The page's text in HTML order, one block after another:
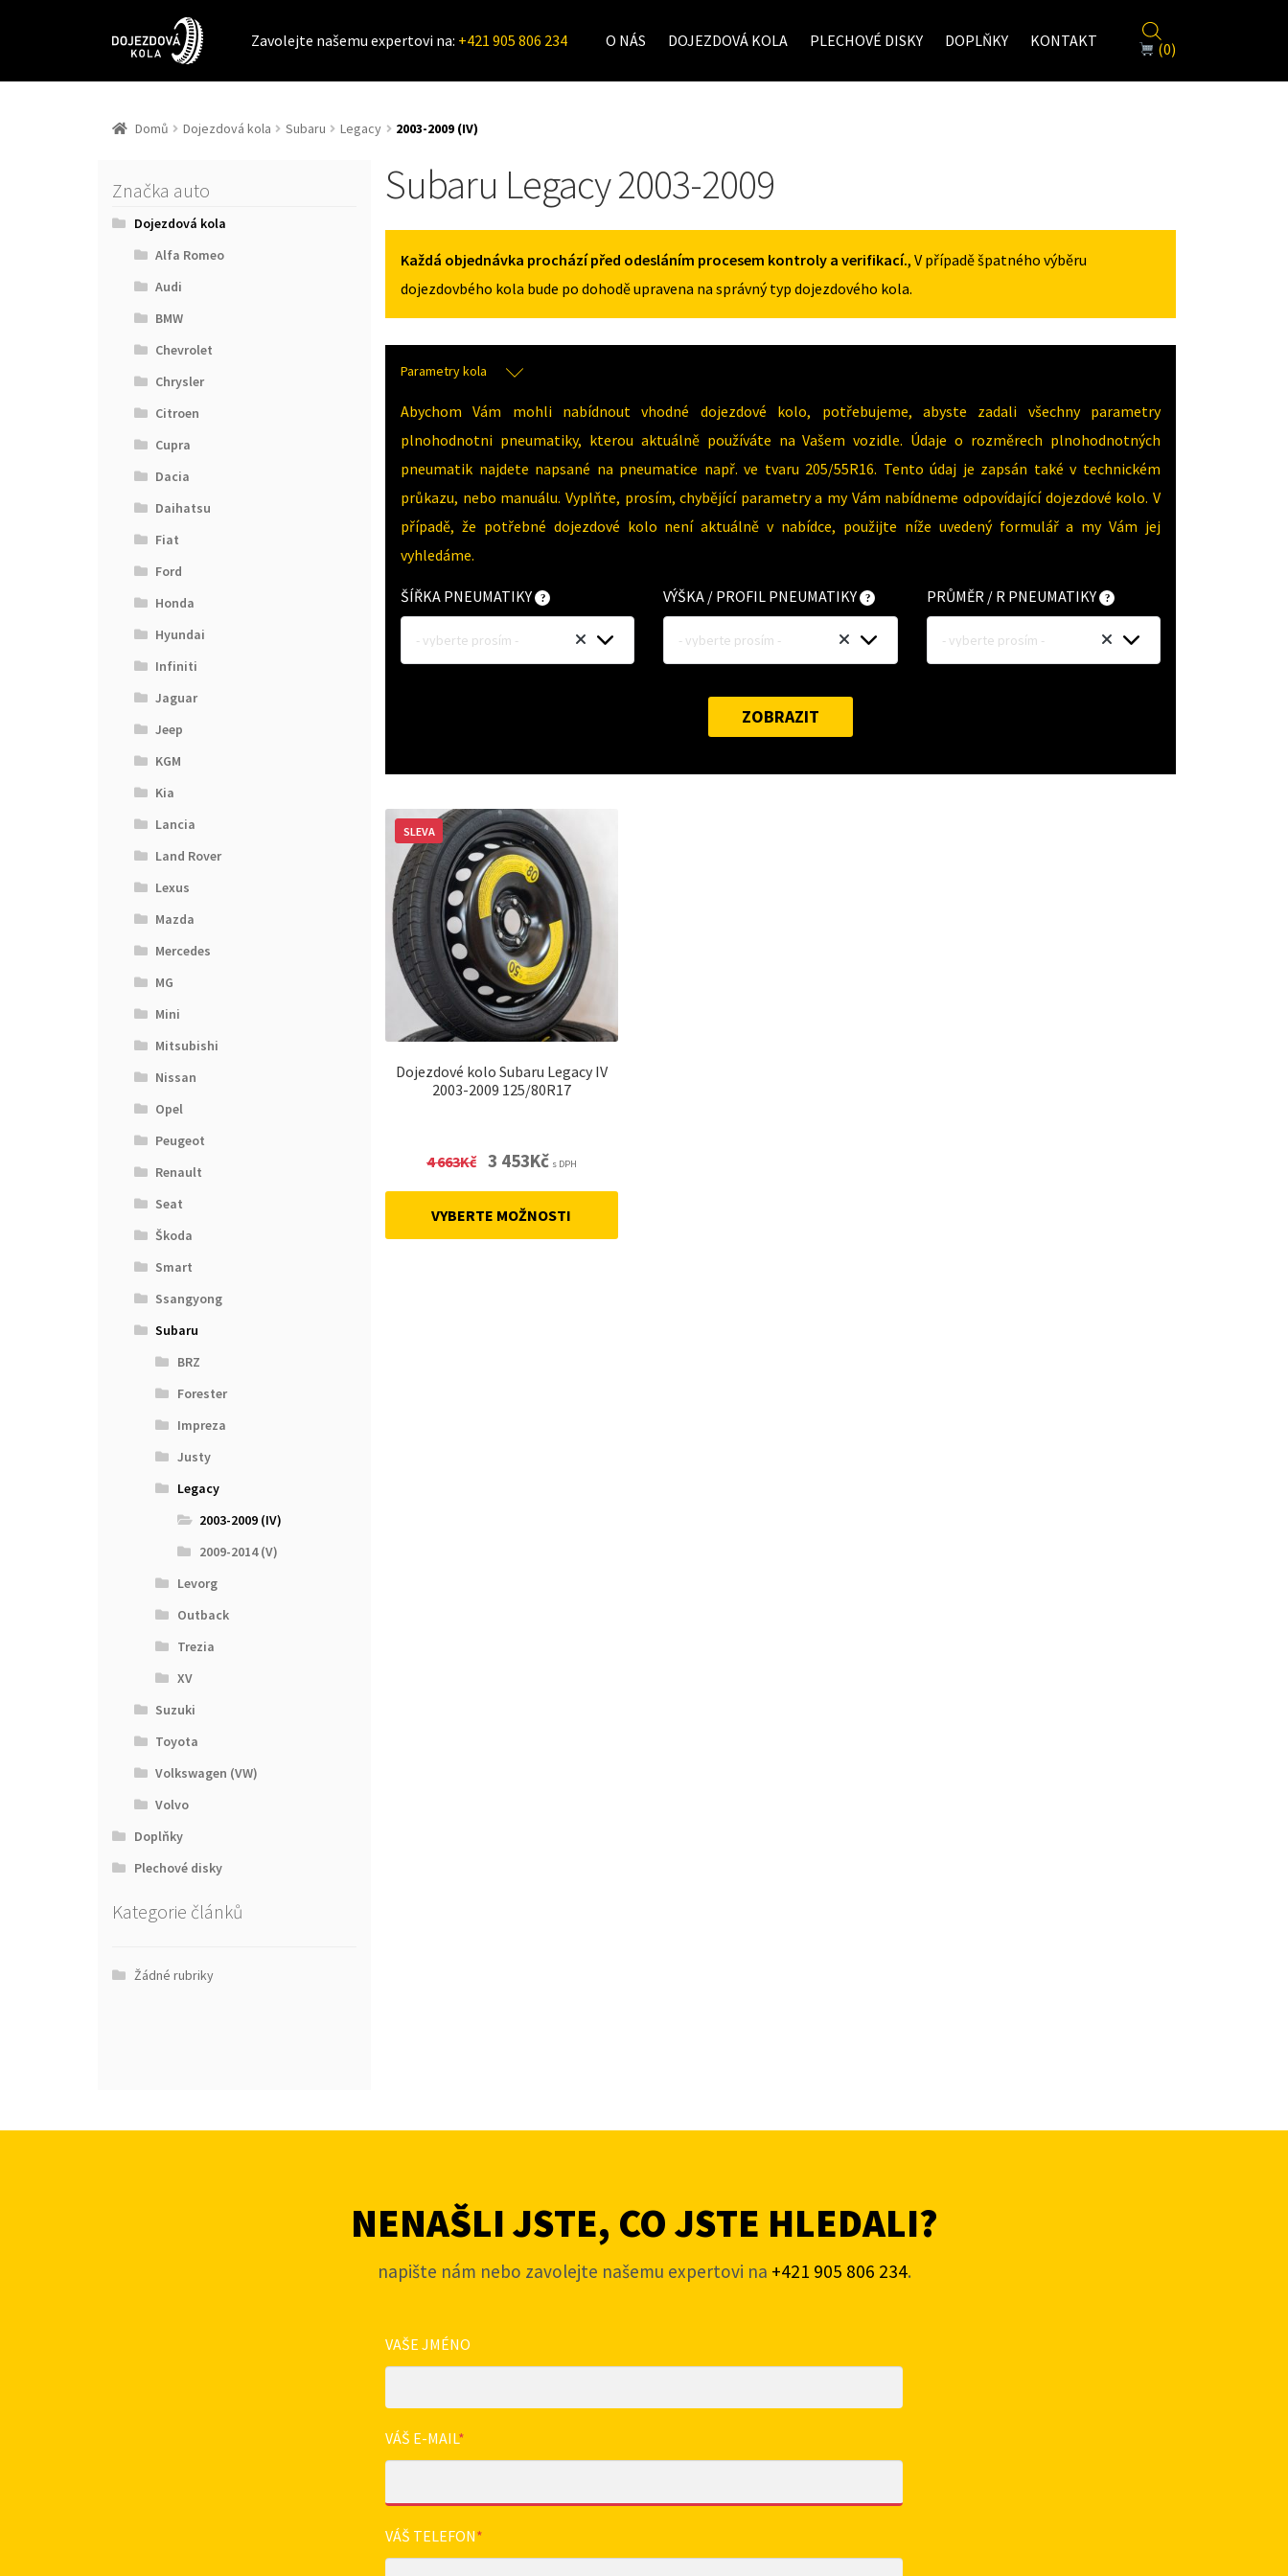
Zavolejte našemu expertovi na: +421 905 806 234 O NÁS DOJEZDOVÁ KOLA PLECHOVÉ DISKY DOPLŇKY KONTAKT (0)
Domů Dojezdová kola Subaru Legacy 2003-2009 (IV)
Značka auto
Dojezdová kola
Alfa Romeo
Audi
BMW
Chevrolet
Chrysler
Citroen
Cupra
Dacia
Daihatsu
Fiat
Ford
Honda
Hyundai
Infiniti
Jaguar
Jeep
KGM
Kia
Lancia
Land Rover
Lexus
Mazda
Mercedes
MG
Mini
Mitsubishi
Nissan
Opel
Peugeot
Renault
Seat
Škoda
Smart
Ssangyong
Subaru
BRZ
Forester
Impreza
Justy
Legacy
2003-2009 (IV)
2009-2014 (V)
Levorg
Outback
Trezia
XV
Suzuki
Toyota
Volkswagen (VW)
Volvo
Doplňky
Plechové disky
Kategorie článků
Žádné rubriky
Subaru Legacy 2003-2009
Každá objednávka prochází před odesláním procesem kontroly a verifikací., V případě špatného výběru
dojezdovbého kola bude po dohodě upravena na správný typ dojezdového kola.
Parametry kola
Abychom Vám mohli nabídnout vhodné dojezdové kolo, potřebujeme, abyste zadali všechny parametry
plnohodnotni pneumatiky, kterou aktuálně používáte na Vašem vozidle. Údaje o rozměrech plnohodnotných
pneumatik najdete napsané na pneumatice např. ve tvaru 205/55R16. Tento údaj je zapsán také v technickém
průkazu, nebo manuálu. Vyplňte, prosím, chybějící parametry a my Vám nabídneme odpovídající dojezdové kolo. V
případě, že potřebné dojezdové kolo není aktuálně v nabídce, použijte níže uvedený formulář a my Vám jej
vyhledáme.
ŠÍŘKA PNEUMATIKY
- vyberte prosím -
VÝŠKA / PROFIL PNEUMATIKY
- vyberte prosím -
PRŮMĚR / R PNEUMATIKY
- vyberte prosím -
ZOBRAZIT
Dojezdové kolo Subaru Legacy IV
2003-2009 125/80R17
SLEVA
4 663Kč
Original
4
663Kč.
3 453KčCurrent
3
453Kč.
s DPH
VYBERTE MOŽNOSTI
NENAŠLI JSTE, CO JSTE HLEDALI?
napište nám nebo zavolejte našemu expertovi na +421 905 806 234.
VAŠE JMÉNO
VÁŠ E-MAIL*
VÁŠ TELEFON*